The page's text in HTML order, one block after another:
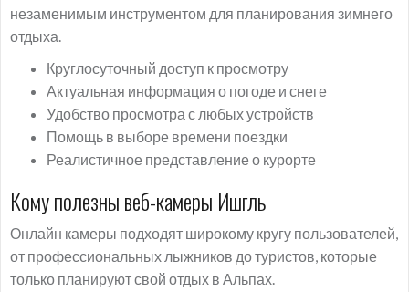
незаменимым инструментом для планирования зимнего
отдыха.
Круглосуточный доступ к просмотру
Актуальная информация о погоде и снеге
Удобство просмотра с любых устройств
Помощь в выборе времени поездки
Реалистичное представление о курорте
Кому полезны веб-камеры Ишгль
Онлайн камеры подходят широкому кругу пользователей,
от профессиональных лыжников до туристов, которые
только планируют свой отдых в Альпах.